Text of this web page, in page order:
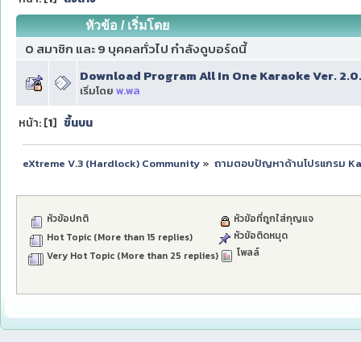
หัวข้อ/เริ่มโดย
0 สมาชิก และ 9 บุคคลทั่วไป กำลังดูบอร์ดนี้
Download Program All In One Karaoke Ver.
เริ่มโดย พ.พล
หน้า: [1] ขึ้นบน
eXtreme V.3 (Hardlock) Community» ถามตอบปัญหาด้านโปรแกรม
หัวข้อปกติ
Hot Topic (More than 15 replies)
Very Hot Topic (More than 25 replies)
หัวข้อที่ถูกใส่กุญแจ
หัวข้อติดหมุด
โพลล์